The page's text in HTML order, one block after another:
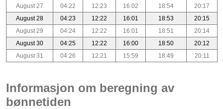
August 27
04:22 12:23 16:02 18:54
20:17
August 28
04:23 12:22 16:01 18:53
20:15
August 29
04:24 12:22 16:01 18:51
20:14
August 30
04:25 12:22 16:00 18:50
20:12
August 31
04:26 12:21 15:59 18:49 20:11
Informasjon om beregning av
bønnetiden